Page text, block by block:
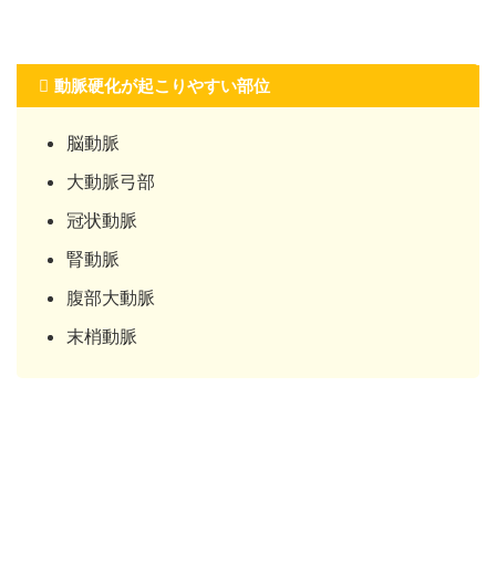
動脈硬化が起こりやすい部位
脳動脈
大動脈弓部
冠状動脈
腎動脈
腹部大動脈
末梢動脈